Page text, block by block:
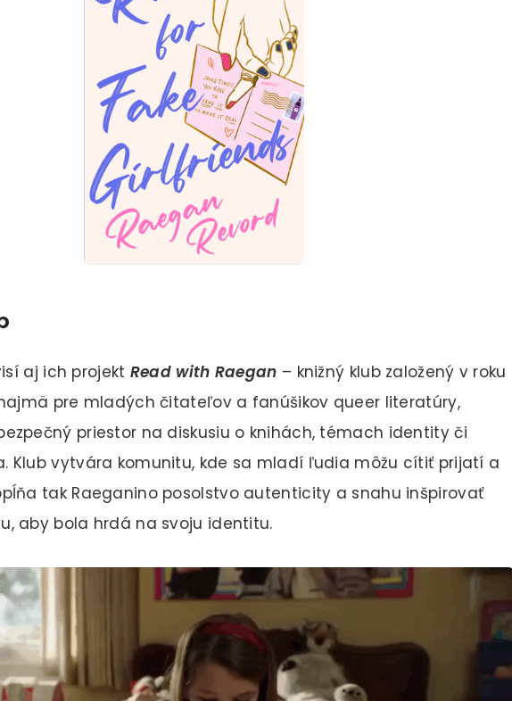
aj ich projekt Read with Raegan – knižný klub založený v roku
najmä pre mladých čitateľov a fanúšikov queer literatúry,
priestor na diskusiu o knihách, témach identity či
Klub vytvára komunitu, kde sa mladí ľudia môžu cítiť prijatí a
tak Raeganino posolstvo autenticity a snahu inšpirovať
aby bola hrdá na svoju identitu.